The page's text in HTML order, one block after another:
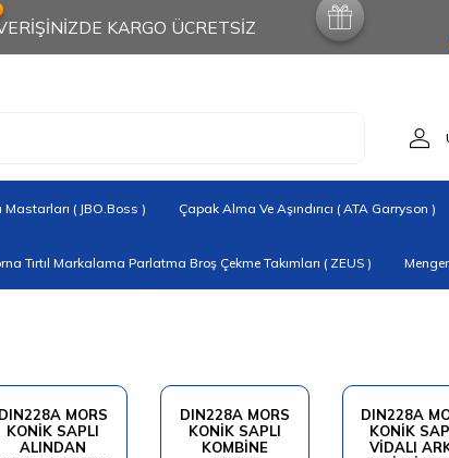
KARGO ÜCRETSİZ
Mastarları ( JBO.Boss ) Çapak Alma Ve Aşındırıcı ( ATA Garryson )
Tırtıl Markalama Parlatma Broş Çekme Takımları ( ZEUS )
DIN228A MORS
KONIK SAPLI
ALINDAN
DIN228A MORS
KONIK SAPLI
KOMBINE
DIN228A
KONIK
VIDALI